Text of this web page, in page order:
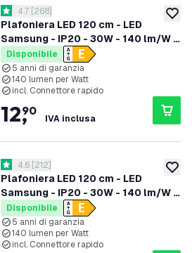
Plafoniera LED 120 cm - LED
Samsung - IP20 - 30W - 140 lm/W -
6500K - 5 anni di garanzia
apri il cassetto delle recensioni
4.7 stelle di valutazione
4.7 [268]
Disponibile
5 anni di garanzia
140 lumen per Watt
incl. Connettore rapido
12,
90
IVA inclusa
Plafoniera LED 120 cm - LED
Samsung - IP20 - 30W - 140 lm/W -
4000K - 5 anni di garanzia
apri il cassetto delle recensioni
4.6 stelle di valutazione
4.6 [212]
Disponibile
5 anni di garanzia
140 lumen per Watt
incl. Connettore rapido